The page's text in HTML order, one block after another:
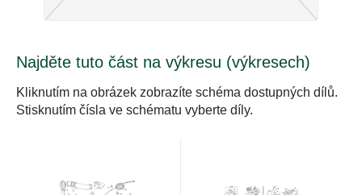
Najděte tuto část na výkresu (výkresech)
Kliknutím na obrázek zobrazíte schéma dostupných dílů.
Stisknutím čísla ve schématu vyberte díly.